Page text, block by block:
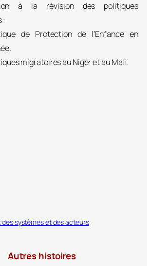
à la révision des politiques
:
de Protection de l’Enfance en
migratoires au Niger et au Mali.
systèmes et des acteurs
Autres histoires